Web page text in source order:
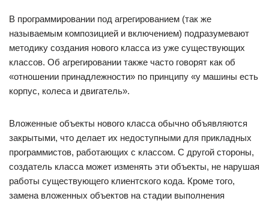
В программировании под агрегированием (так же
называемым композицией и включением) подразумевают
методику создания нового класса из уже существующих
классов. Об агрегировании также часто говорят как об
«отношении принадлежности» по принципу «у машины есть
корпус, колеса и двигатель».
Вложенные объекты нового класса обычно объявляются
закрытыми, что делает их недоступными для прикладных
программистов, работающих с классом. С другой стороны,
создатель класса может изменять эти объекты, не нарушая
работы существующего клиентского кода. Кроме того,
замена вложенных объектов на стадии выполнения